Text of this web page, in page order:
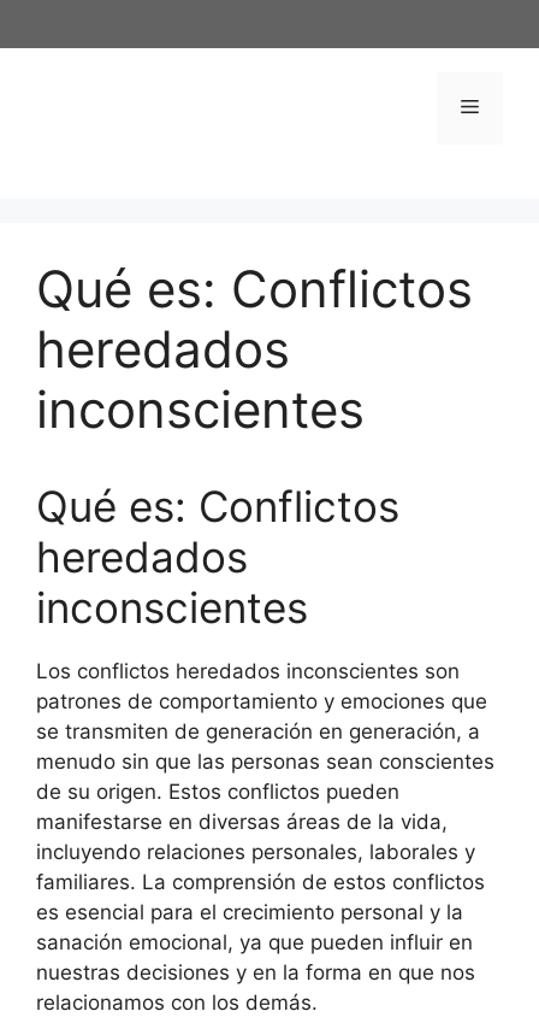
al
Menú
Qué es: Conflictos
heredados
inconscientes
Qué es: Conflictos
heredados
inconscientes
Los conflictos heredados inconscientes son
patrones de comportamiento y emociones que
se transmiten de generación en generación, a
menudo sin que las personas sean conscientes
de su origen. Estos conflictos pueden
manifestarse en diversas áreas de la vida,
incluyendo relaciones personales, laborales y
familiares. La comprensión de estos conflictos
es esencial para el crecimiento personal y la
sanación emocional, ya que pueden influir en
nuestras decisiones y en la forma en que nos
relacionamos con los demás.